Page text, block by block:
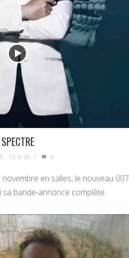
- 12 h 05 / 0
en salles, le nouveau 007
sa bande-annonce complète.